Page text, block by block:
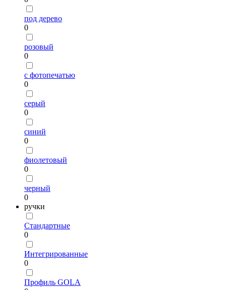
под дерево
0
розовый
0
с фотопечатью
0
серый
0
синий
0
фиолетовый
0
черный
0
ручки
Стандартные
0
Интегрированные
0
Профиль GOLA